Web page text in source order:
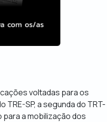
voltadas para os
SP, a segunda do TRT-
para a mobilização dos